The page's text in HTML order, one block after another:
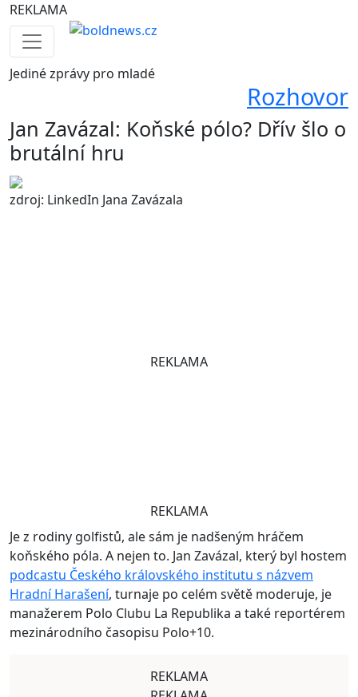
REKLAMA
Jedinézprávy pro mladé
Rozhovor
Jan Zavázal: Koňské pólo? Dřív šlo o
brutální hru
zdroj: LinkedIn Jana Zavázala
REKLAMA
REKLAMA
Je z rodiny golfistů, ale sám je nadšeným hráčem
koňského póla. A nejen to. Jan Zavázal, který byl hostem
podcastu Českého královského institutu s názvem
Hradní Harašení, turnaje po celém světě moderuje, je
manažerem Polo Clubu La Republika a také reportérem
mezinárodního časopisu Polo+10.
REKLAMA